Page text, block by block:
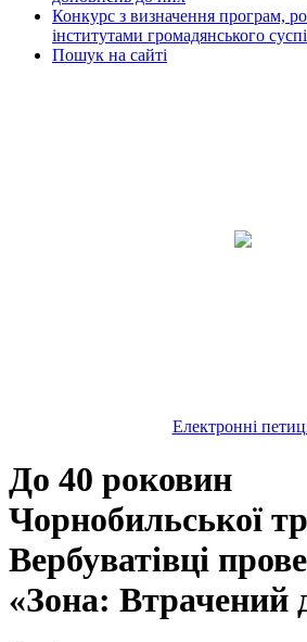
Конкурс з визначення програм,
інститутами громадянського
Пошук на сайті
Електронні
До 40 роковин
Чорнобильської
Вербуватівці
«Зона: Втрачений